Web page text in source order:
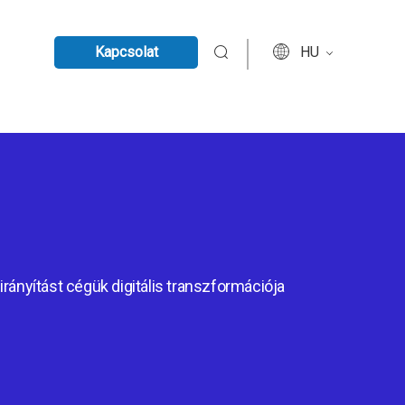
Kapcsolat HU
cégük digitális transzformációja